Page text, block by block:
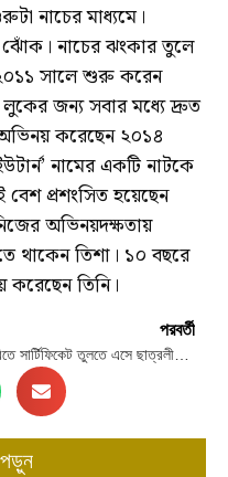
নাচের মাধ্যমে।
ঝোঁক। নাচের ঝংকার তুলে
২০১১ সালে শুরু করেন
জন্য সবার মধ্যে দ্রুত
করেছেন ২০১৪
নামের একটি নাটকে
প্রশংসিত হয়েছেন
অভিনয়দক্ষতায়
থাকেন তিশা। ১০ বছরে
তিনি।
পরবর্তী
রাবিতে সার্টিফিকেট তুলতে এসে ছাত্রলীগ নেতা আটক